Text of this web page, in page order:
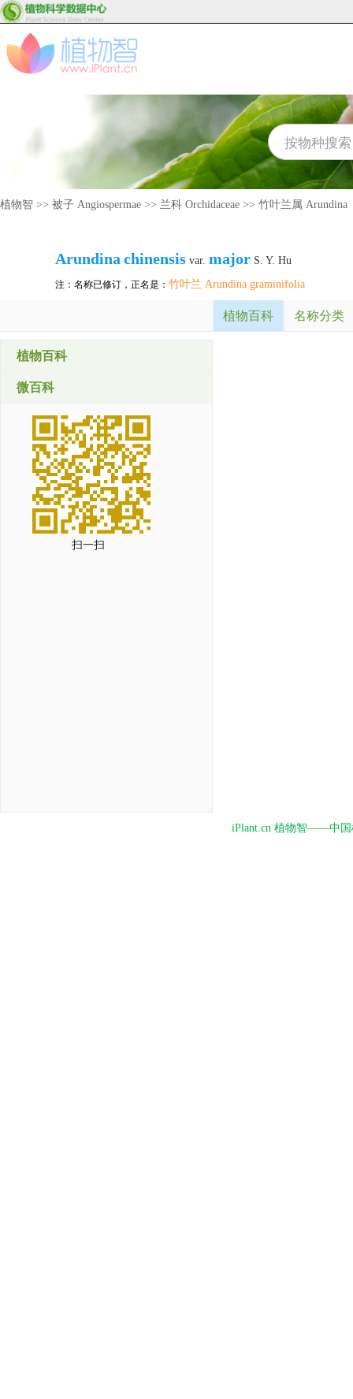
植物智 >> 被子 Angiospermae >> 兰科 Orchidaceae >> 竹叶兰属 Arundina
Arundina chinensis var. major S. Y. Hu
注：名称已修订，正名是： 竹叶兰 Arundina graminifolia
植物百科 名称分类
植物百科
微百科
扫一扫
iPlant.cn 植物智——中国